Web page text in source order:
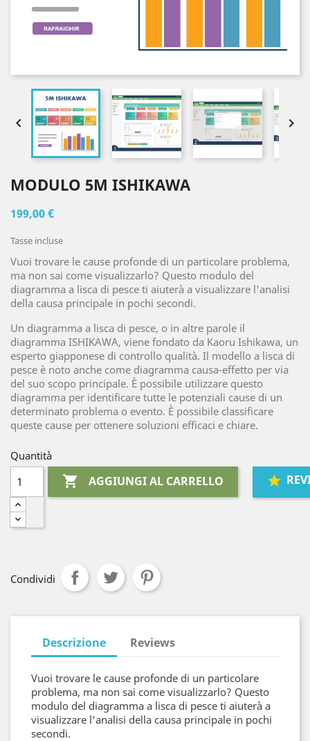
 
MODULO 5M ISHIKAWA
199,00 €
Tasse incluse
Vuoi trovare le cause profonde di un particolare problema,
ma non sai come visualizzarlo? Questo modulo del
diagramma a lisca di pesce ti aiuterà a visualizzare l'analisi
della causa principale in pochi secondi.
Un diagramma a lisca di pesce, o in altre parole il
diagramma ISHIKAWA, viene fondato da Kaoru Ishikawa, un
esperto giapponese di controllo qualità. Il modello a lisca di
pesce è noto anche come diagramma causa-effetto per via
del suo scopo principale. È possibile utilizzare questo
diagramma per identificare tutte le potenziali cause di un
determinato problema o evento. È possibile classificare
queste cause per ottenere soluzioni efficaci e chiare.
Quantità
 AGGIUNGI AL CARRELLO
Condividi
Descrizione Reviews
Vuoi trovare le cause profonde di un particolare
problema, ma non sai come visualizzarlo? Questo
modulo del diagramma a lisca di pesce ti aiuterà a
visualizzare l'analisi della causa principale in pochi
secondi.